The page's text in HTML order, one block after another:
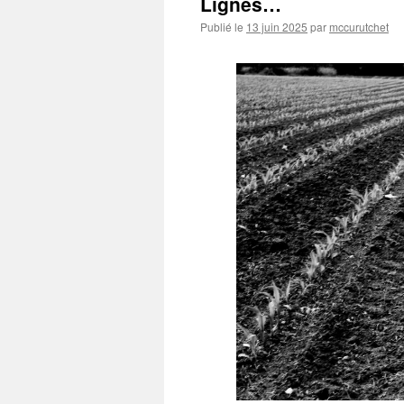
Publié le 13 juin 2025 par mccurutchet